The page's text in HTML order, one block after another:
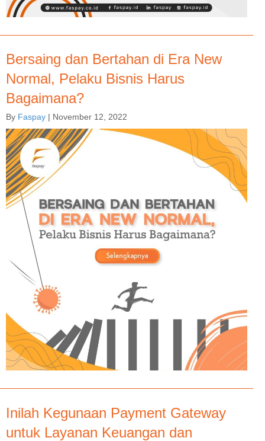
Bersaing dan Bertahan di Era New
Normal, Pelaku Bisnis Harus
Bagaimana?
By Faspay | November 12, 2022
Inilah Kegunaan Payment Gateway
untuk Layanan Keuangan dan